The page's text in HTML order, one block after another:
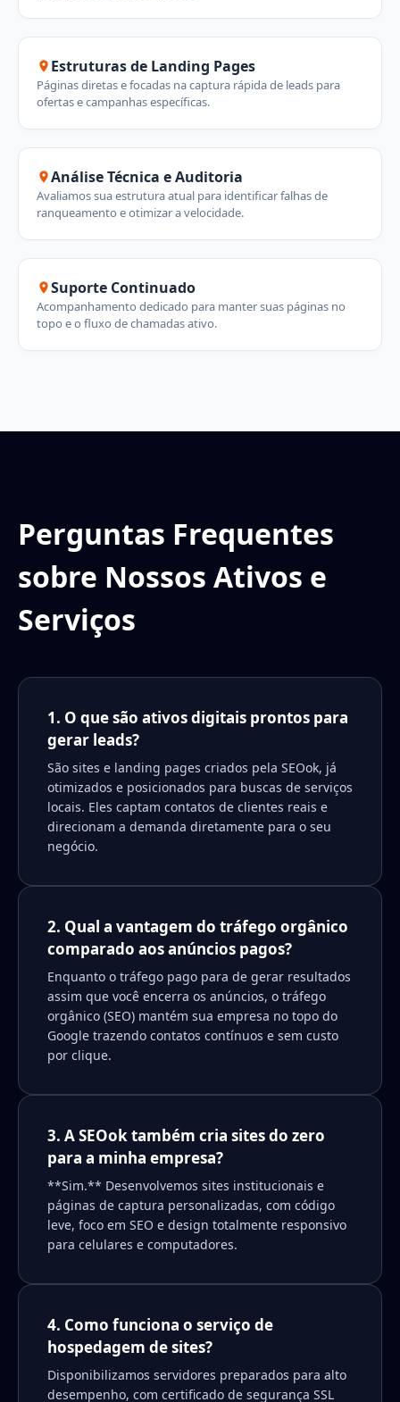
Estruturas de Landing Pages
Páginas diretas e focadas na captura rápida de leads para
ofertas e campanhas específicas.
Análise Técnica e Auditoria
Avaliamos sua estrutura atual para identificar falhas de
ranqueamento e otimizar a velocidade.
Suporte Continuado
Acompanhamento dedicado para manter suas páginas no
topo e o fluxo de chamadas ativo.
Perguntas Frequentes
sobre Nossos Ativos e
Serviços
1. O que são ativos digitais prontos para
gerar leads?
São sites e landing pages criados pela SEOok, já
otimizados e posicionados para buscas de serviços
locais. Eles captam contatos de clientes reais e
direcionam a demanda diretamente para o seu
negócio.
2. Qual a vantagem do tráfego orgânico
comparado aos anúncios pagos?
Enquanto o tráfego pago para de gerar resultados
assim que você encerra os anúncios, o tráfego
orgânico (SEO) mantém sua empresa no topo do
Google trazendo contatos contínuos e sem custo
por clique.
3. A SEOok também cria sites do zero
para a minha empresa?
**Sim.** Desenvolvemos sites institucionais e
páginas de captura personalizadas, com código
leve, foco em SEO e design totalmente responsivo
para celulares e computadores.
4. Como funciona o serviço de
hospedagem de sites?
Disponibilizamos servidores preparados para alto
desempenho, com certificado de segurança SSL